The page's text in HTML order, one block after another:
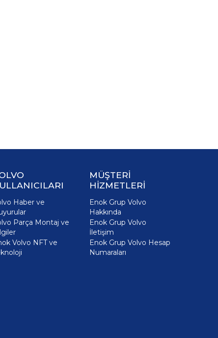
Haber ve
Parça Montaj ve
Volvo NFT ve
MÜŞTERİ
HİZMETLERİ
Enok Grup Volvo
Hakkında
Enok Grup Volvo
İletişim
Enok Grup Volvo Hesap
Numaraları